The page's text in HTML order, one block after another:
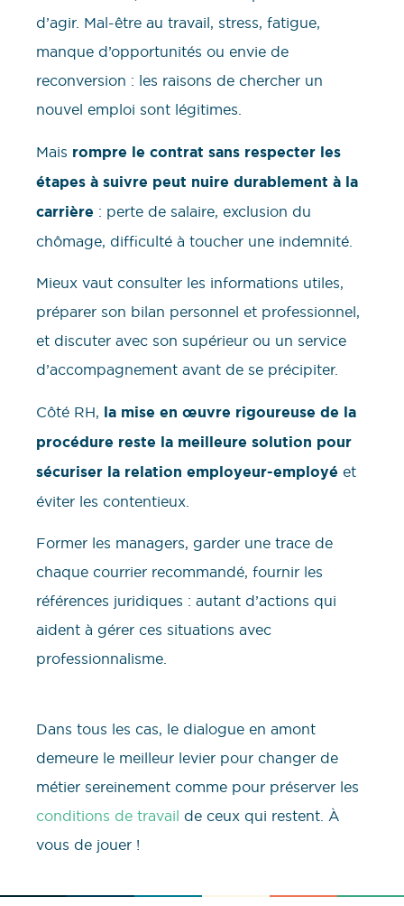
d’agir. Mal-être au travail, stress, fatigue,
manque d’opportunités ou envie de
reconversion : les raisons de chercher un
nouvel emploi sont légitimes.
Mais rompre le contrat sans respecter les
étapes à suivre peut nuire durablement à la
carrière : perte de salaire, exclusion du
chômage, difficulté à toucher une indemnité.
Mieux vaut consulter les informations utiles,
préparer son bilan personnel et professionnel,
et discuter avec son supérieur ou un service
d’accompagnement avant de se précipiter.
Côté RH, la mise en œuvre rigoureuse de la
procédure reste la meilleure solution pour
sécuriser la relation employeur-employé et
éviter les contentieux.
Former les managers, garder une trace de
chaque courrier recommandé, fournir les
références juridiques : autant d’actions qui
aident à gérer ces situations avec
professionnalisme.
Dans tous les cas, le dialogue en amont
demeure le meilleur levier pour changer de
métier sereinement comme pour préserver les
conditions de travail de ceux qui restent. À
vous de jouer !